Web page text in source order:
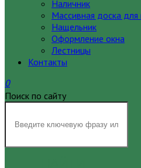
Наличник
Массивная доска для
Нащельник
Оформление окна
Лестницы
Контакты
0
Поиск по сайту